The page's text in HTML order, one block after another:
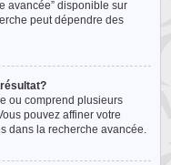
avancée” disponible sur
peut dépendre des
ou comprend plusieurs
pouvez affiner votre
dans la recherche avancée.